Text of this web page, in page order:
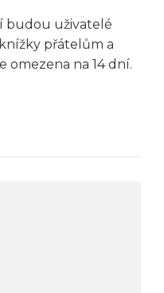
budou uživatelé
přátelům a
omezena na 14 dní.